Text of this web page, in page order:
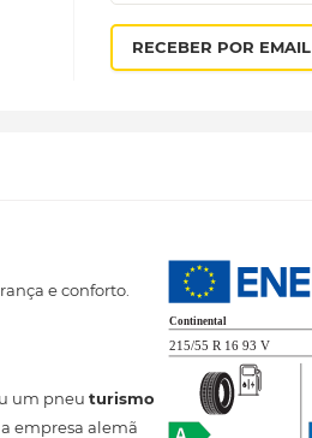
RECEBER POR EMAIL
e conforto.
um pneu turismo
empresa alemã